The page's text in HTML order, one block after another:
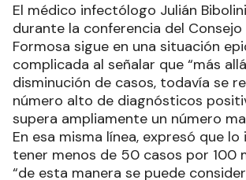
El médico infectólogo Julián
durante la conferencia del
Formosa sigue en una situación
complicada al señalar que “más
disminución de casos, todavía se
número alto de diagnósticos
supera ampliamente un número
En esa misma línea, expresó que lo
tener menos de 50 casos por 100
“de esta manera se puede